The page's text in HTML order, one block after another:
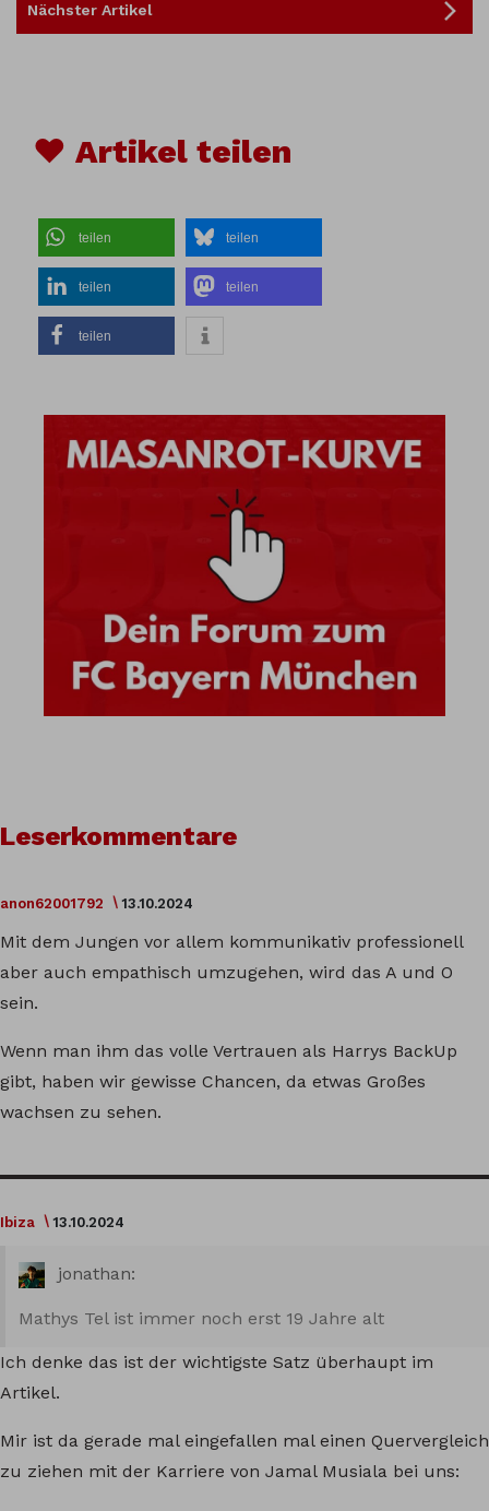
Nächster Artikel
♥ Artikel teilen
teilen teilen
teilen teilen
teilen
Leserkommentare
anon62001792 13.10.2024
Mit dem Jungen vor allem kommunikativ professionell
aber auch empathisch umzugehen, wird das A und O
sein.
Wenn man ihm das volle Vertrauen als Harrys BackUp
gibt, haben wir gewisse Chancen, da etwas Großes
wachsen zu sehen.
Ibiza 13.10.2024
jonathan:
Mathys Tel ist immer noch erst 19 Jahre alt
Ich denke das ist der wichtigste Satz überhaupt im
Artikel.
Mir ist da gerade mal eingefallen mal einen Quervergleich
zu ziehen mit der Karriere von Jamal Musiala bei uns: